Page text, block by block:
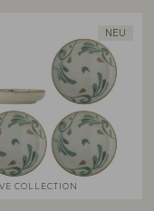
NEU
COLLECTION